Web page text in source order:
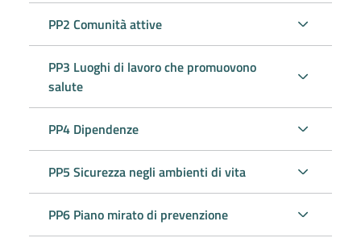
PP2 Comunità attive
PP3 Luoghi di lavoro che promuovono
salute
PP4 Dipendenze
PP5 Sicurezza negli ambienti di vita
PP6 Piano mirato di prevenzione